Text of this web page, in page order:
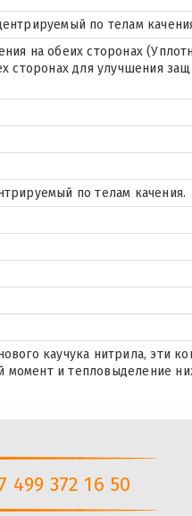
по телам
на обеих сторонах
сторонах для улучшения
по телам качения.
каучука нитрила, эти
момент и тепловыделение
372 16 50